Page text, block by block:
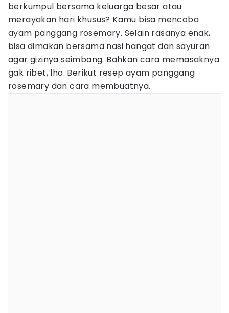
berkumpul bersama keluarga besar atau
merayakan hari khusus? Kamu bisa mencoba
ayam panggang rosemary. Selain rasanya enak,
bisa dimakan bersama nasi hangat dan sayuran
agar gizinya seimbang. Bahkan cara memasaknya
gak ribet, lho. Berikut resep ayam panggang
rosemary dan cara membuatnya.